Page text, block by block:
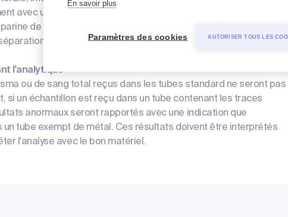
avec un débit de 5 ml ou sans canule en acier inoxydable. Si
de sodium n'est disponible, utilisez uniquement des
ni billes.
l'analytique
ou de sang total reçus dans les tubes standard ne seront pas
si un échantillon est reçu dans un tube contenant les traces
anormaux seront rapportés avec une indication que
un tube exempt de métal. Ces résultats doivent être interprétés
l'analyse avec le bon matériel.
En savoir plus
Paramètres des cookies AUTORISER TOUS LES